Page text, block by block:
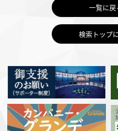
一覧に戻
検索トップ